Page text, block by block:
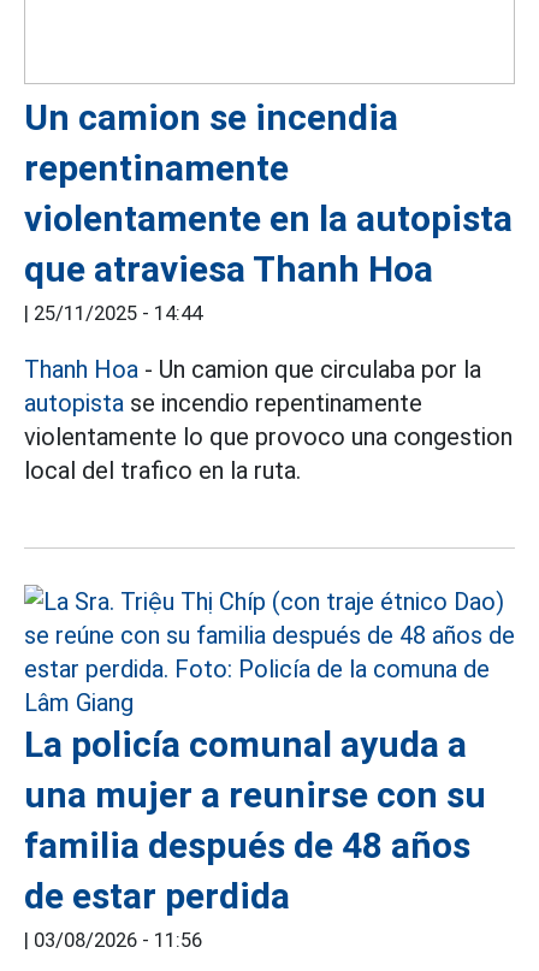
Un camion se incendia
repentinamente
violentamente en la autopista
que atraviesa Thanh Hoa
25/11/2025 - 14:44
Thanh Hoa - Un camion que circulaba por la
autopista se incendio repentinamente
violentamente lo que provoco una congestion
local del trafico en la ruta.
La policía comunal ayuda a
una mujer a reunirse con su
familia después de 48 años
de estar perdida
03/08/2026 - 11:56